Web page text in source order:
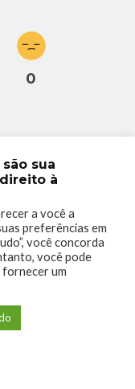
0
sua
à
a você a
preferências em
você concorda
você pode
um